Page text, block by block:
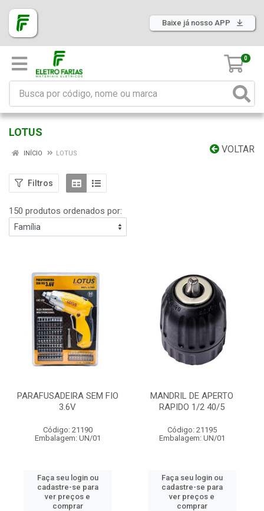
Baixe já nosso APP
0
LOTUS
VOLTAR
INÍCIO LOTUS
Filtros
150 produtos ordenados por:
PARAFUSADEIRA SEM FIO
3.6V
Código: 21190
Embalagem: UN/01
Faça seu login ou
cadastre-se para
ver preços e
comprar
MANDRIL DE APERTO
RAPIDO 1/2 40/5
Código: 21195
Embalagem: UN/01
Faça seu login ou
cadastre-se para
ver preços e
comprar